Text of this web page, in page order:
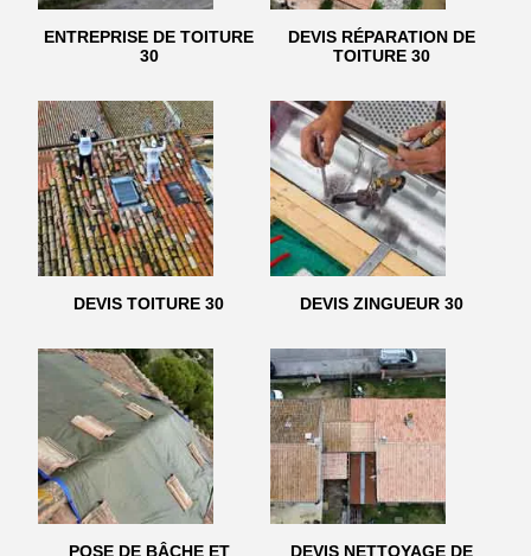
ENTREPRISE DE TOITURE
30
DEVIS RÉPARATION DE
TOITURE 30
DEVIS TOITURE 30 DEVIS ZINGUEUR 30
POSE DE BÂCHE ET DEVIS NETTOYAGE DE